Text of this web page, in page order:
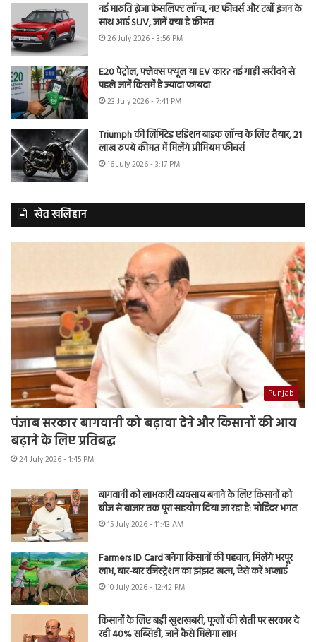
नई मारुति ब्रेजा फेसलिफ्ट लॉन्च, नए फीचर्स और टर्बो इंजन के
साथ आई SUV, जानें क्या है कीमत
26 July 2026 - 3:56 PM
E20 पेट्रोल, फ्लेक्स फ्यूल या EV कार? नई गाड़ी खरीदने से
पहले जानें किसमें है ज्यादा फायदा
23 July 2026 - 7:41 PM
Triumph की लिमिटेड एडिशन बाइक लॉन्च के लिए तैयार, 21
लाख रुपये कीमत में मिलेंगे प्रीमियम फीचर्स
16 July 2026 - 3:17 PM
खेत खलिहान
Punjab
पंजाब सरकार बागवानी को बढ़ावा देने और किसानों की आय
बढ़ाने के लिए प्रतिबद्ध
24 July 2026 - 1:45 PM
बागवानी को लाभकारी व्यवसाय बनाने के लिए किसानों को
बीज से बाजार तक पूरा सहयोग दिया जा रहा है: मोहिंदर भगत
15 July 2026 - 11:43 AM
Farmers ID Card बनेगा किसानों की पहचान, मिलेंगे भरपूर
लाभ, बार-बार रजिस्ट्रेशन का झंझट खत्म, ऐसे करें अप्लाई
10 July 2026 - 12:42 PM
किसानों के लिए बड़ी खुशखबरी, फूलों की खेती पर सरकार दे
रही 40% सब्सिडी, जानें कैसे मिलेगा लाभ